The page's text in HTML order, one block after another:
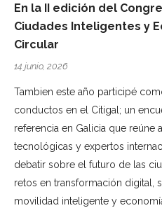
En la II edición del
Ciudades Inteligentes y
Circular
14 junio, 2026
Tambien este año participé
conductos en el Citigal; un
referencia en Galicia que reúne
tecnológicas y expertos
debatir sobre el futuro de las
retos en transformación digital,
movilidad inteligente y